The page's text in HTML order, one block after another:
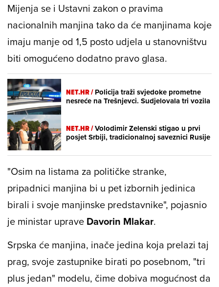
Mijenja se i Ustavni zakon o pravima
nacionalnih manjina tako da će manjinama koje
imaju manje od 1,5 posto udjela u stanovništvu
biti omogućeno dodatno pravo glasa.
NET.HR /Policija traži svjedoke prometne
nesreće na Trešnjevci. Sudjelovala tri vozila
NET.HR /Volodimir Zelenski stigao u prvi
posjet Srbiji, tradicionalnoj saveznici Rusije
"Osim na listama za političke stranke,
pripadnici manjina bi u pet izbornih jedinica
birali i svoje manjinske predstavnike", pojasnio
je ministar uprave Davorin Mlakar.
Srpska će manjina, inače jedina koja prelazi taj
prag, svoje zastupnike birati po posebnom, "tri
plus jedan" modelu, čime dobiva mogućnost da